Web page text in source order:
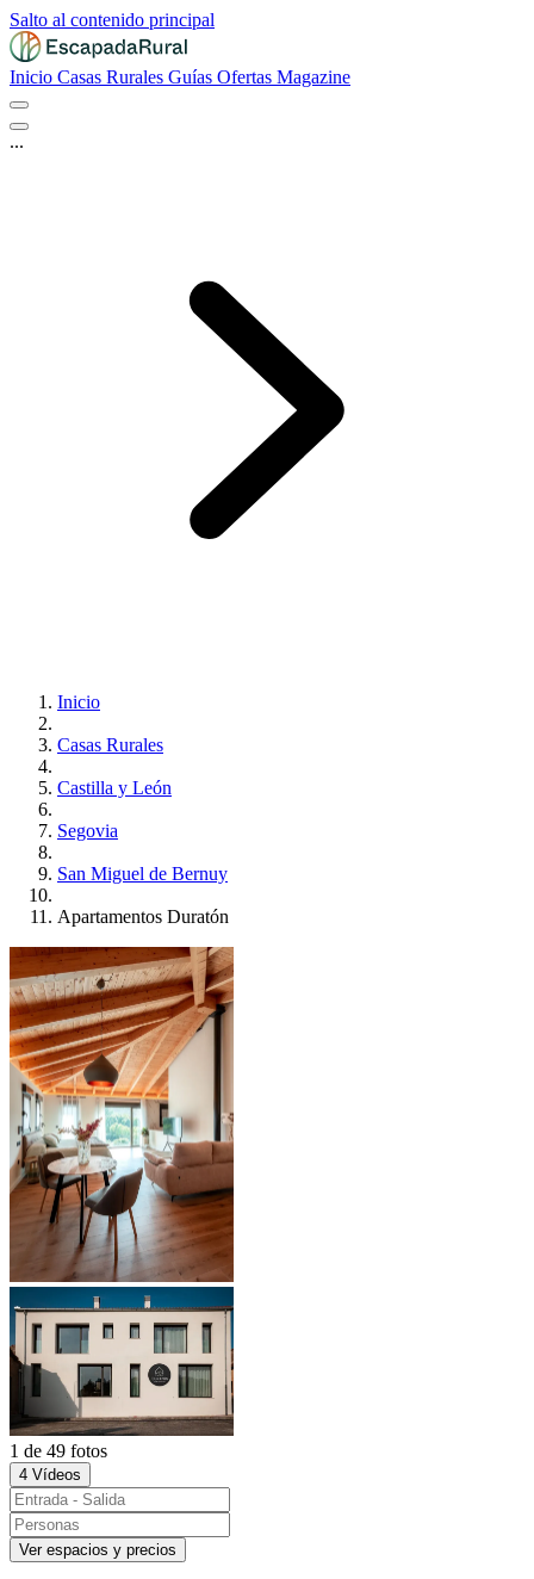
Salto al contenido principal
Inicio Casas Rurales Guías Ofertas Magazine
...
Inicio
Casas Rurales
Castilla y León
Segovia
San Miguel de Bernuy
Apartamentos Duratón
1 de 49 fotos
4 Vídeos
Ver espacios y precios